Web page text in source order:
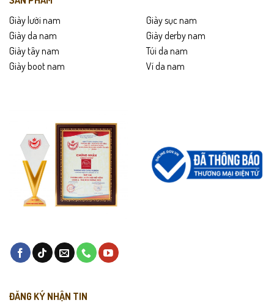
Giày lười nam
Giày da nam
Giày tây nam
Giày boot nam
Giày sục nam
Giày derby nam
Túi da nam
Ví da nam
ĐĂNG KÝ NHẬN TIN